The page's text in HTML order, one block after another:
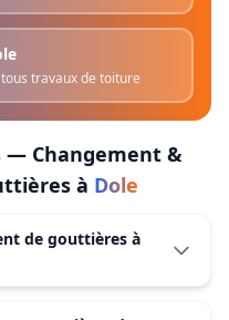
travaux de toiture
— Changement &
à Dole
de gouttières à